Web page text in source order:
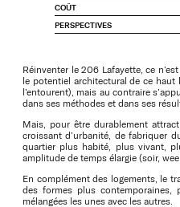
COÛT
PERSPECTIVES
Réinventer le 206 Lafayette, ce
le potentiel architectural de ce haut
l’entourent), mais au contraire
dans ses méthodes et dans ses
Mais, pour être durablement
croissant d’urbanité, de fabriquer
quartier plus habité, plus vivant,
amplitude de temps élargie (soir,
En complément des logements, le
des formes plus contemporaines,
mélangées les unes avec les autres.